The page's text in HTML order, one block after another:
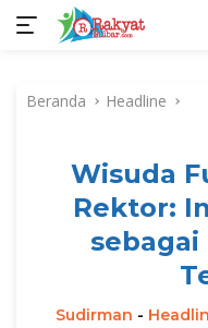
kontenBeranda Headline
Wisuda
Rektor:
sebagai
Sudirman -